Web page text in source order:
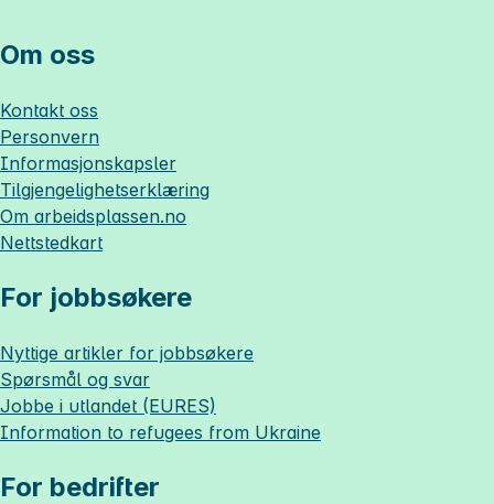
Om oss
Kontakt oss
Personvern
Informasjonskapsler
Tilgjengelighetserklæring
Om arbeidsplassen.no
Nettstedkart
For jobbsøkere
Nyttige artikler for jobbsøkere
Spørsmål og svar
Jobbe i utlandet (EURES)
Information to refugees from Ukraine
For bedrifter